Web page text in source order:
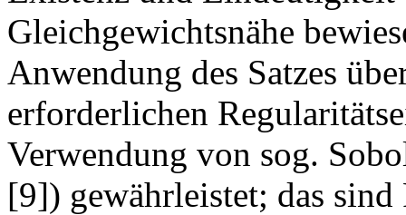
Gleichgewichtsnähe
Anwendung des Satzes
erforderlichen
Verwendung von sog.
[9]) gewährleistet; das